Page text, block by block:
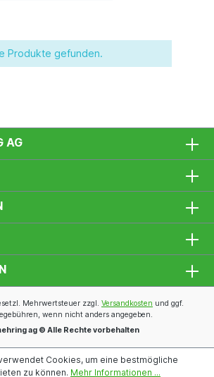
Produkte gefunden.
AG
Mehrwertsteuer zzgl. Versandkosten und ggf.
wenn nicht anders angegeben.
ag © Alle Rechte vorbehalten
Cookies, um eine bestmögliche
zu können. Mehr Informationen ...